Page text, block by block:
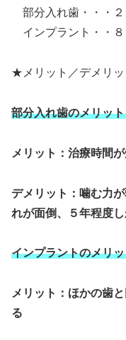
部分入れ歯・・・
インプラント・・
★メリット／デメリッ
部分入れ歯のメリッ
メリット：治療時間
デメリット：噛む力
れが面倒、５年程度し
インプラントのメリ
メリット：ほかの歯
る